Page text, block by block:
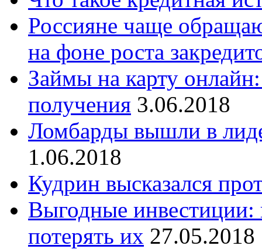
Россияне чаще
на фоне роста
Займы на карту
получения 3.06.2018
Ломбарды вышли в
1.06.2018
Кудрин высказался
Выгодные инвестиции:
потерять их 27.05.2018